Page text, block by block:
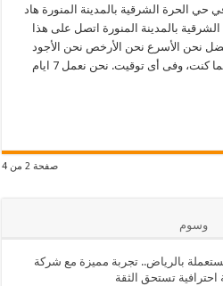
الشرقية بالمدينة المنورة هاد
بالمدينة المنورة اتصل على هذا
نحن الأفضل نحن الأسرع نحن الأرخص نحن الأجود
نصلك فى اقصى سرعة ممكنة، أينما كنت، وفى أى توقيت. نحن نعمل 7 ايام
صفحة 2 من 4
وسوم
بالرياض.. تجربة مميزة مع شركة
احترافية تستحق الثقة